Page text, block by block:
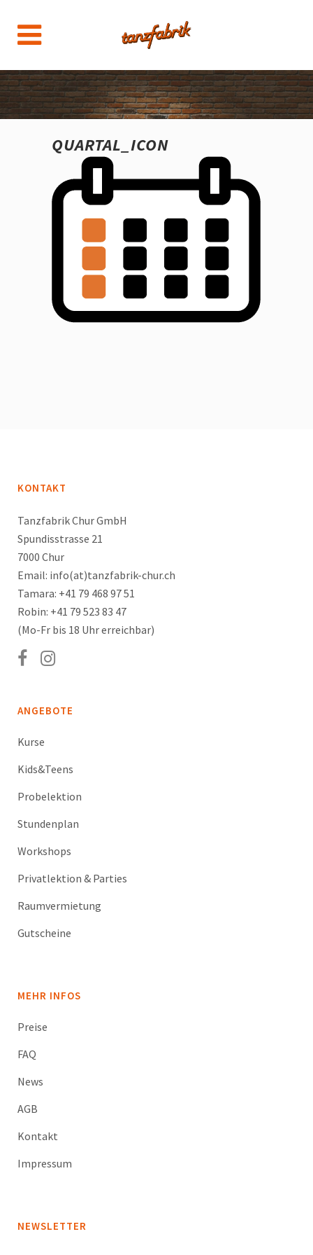
QUARTAL_ICON
KONTAKT
Tanzfabrik Chur GmbH
Spundisstrasse 21
7000 Chur
Email: info(at)tanzfabrik-chur.ch
Tamara: +41 79 468 97 51
Robin: +41 79 523 83 47
(Mo-Fr bis 18 Uhr erreichbar)
ANGEBOTE
Kurse
Kids&Teens
Probelektion
Stundenplan
Workshops
Privatlektion & Parties
Raumvermietung
Gutscheine
MEHR INFOS
Preise
FAQ
News
AGB
Kontakt
Impressum
NEWSLETTER